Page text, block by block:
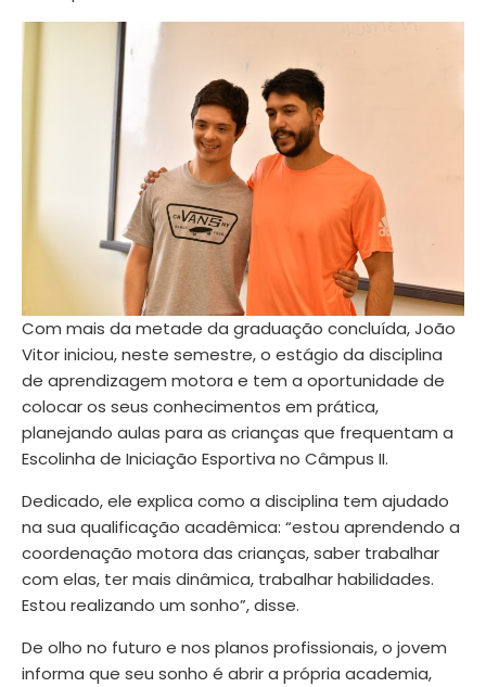
Com mais da metade da graduação concluída, João
Vitor iniciou, neste semestre, o estágio da disciplina
de aprendizagem motora e tem a oportunidade de
colocar os seus conhecimentos em prática,
planejando aulas para as crianças que frequentam a
Escolinha de Iniciação Esportiva no Câmpus II.
Dedicado, ele explica como a disciplina tem ajudado
na sua qualificação acadêmica: “estou aprendendo a
coordenação motora das crianças, saber trabalhar
com elas, ter mais dinâmica, trabalhar habilidades.
Estou realizando um sonho”, disse.
De olho no futuro e nos planos profissionais, o jovem
informa que seu sonho é abrir a própria academia,